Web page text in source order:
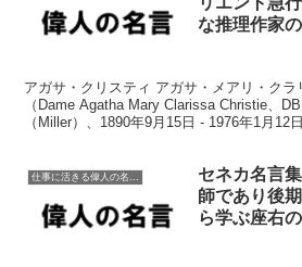
な推理作家
アガサ・クリスティ アガサ・メアリ・クラ
（Dame Agatha Mary Clarissa Christie、
（Miller）、1890年9月15日 - 1976年1月12
仕事に活きる偉人の名言格言
セネカ名言
師であり後
ら学ぶ座右